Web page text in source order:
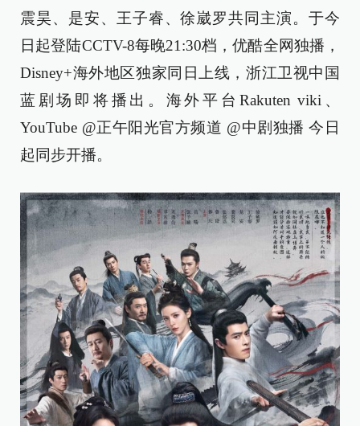
震昊、是安、王子睿、徐崴罗共同主演。于今
日起登陆CCTV-8每晚21:30档，优酷全网独播，
Disney+海外地区独家同日上线，浙江卫视中国
蓝剧场即将播出。海外平台Rakuten viki、
YouTube @正午阳光官方频道 @中剧独播 今日
起同步开播。